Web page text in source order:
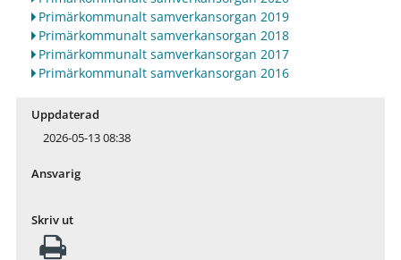
Primärkommunalt samverkansorgan 2019
Primärkommunalt samverkansorgan 2018
Primärkommunalt samverkansorgan 2017
Primärkommunalt samverkansorgan 2016
Uppdaterad
2026-05-13 08:38
Ansvarig
Skriv ut